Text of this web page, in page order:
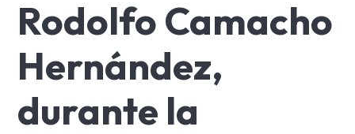
Rodolfo Camacho
Hernández,
durante la